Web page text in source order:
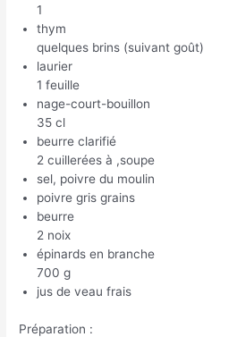
1
thym
quelques brins (suivant goût)
laurier
1 feuille
nage-court-bouillon
35 cl
beurre clarifié
2 cuillerées à ,soupe
sel, poivre du moulin
poivre gris grains
beurre
2 noix
épinards en branche
700 g
jus de veau frais
Préparation :